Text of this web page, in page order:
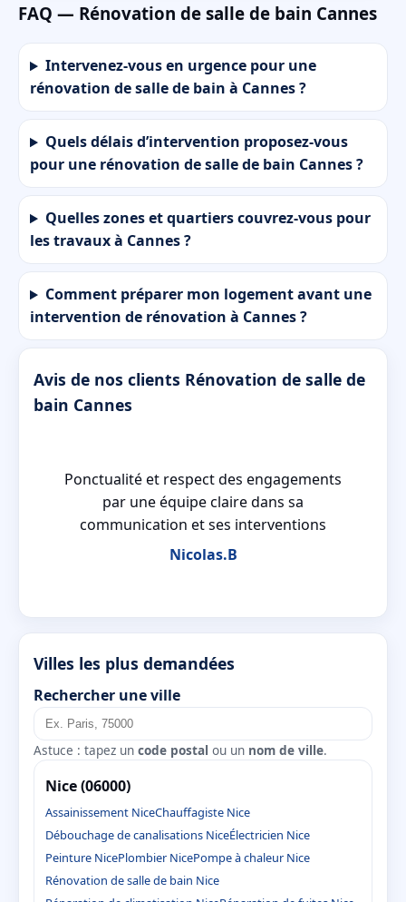
FAQ — Rénovation de salle de bain Cannes
Intervenez-vous en urgence pour une
rénovation de salle de bain à Cannes ?
Quels délais d’intervention proposez-vous
pour une rénovation de salle de bain Cannes ?
Quelles zones et quartiers couvrez-vous pour
les travaux à Cannes ?
Comment préparer mon logement avant une
intervention de rénovation à Cannes ?
Avis de nos clients Rénovation de salle de
bain Cannes
Ponctualité et respect des engagements
par une équipe claire dans sa
communication et ses interventions
Nicolas.B
Villes les plus demandées
Rechercher une ville
Astuce : tapez un code postal ou un nom de ville.
Nice (06000)
Assainissement NiceChauffagiste Nice
Débouchage de canalisations NiceÉlectricien Nice
Peinture NicePlombier NicePompe à chaleur Nice
Rénovation de salle de bain Nice